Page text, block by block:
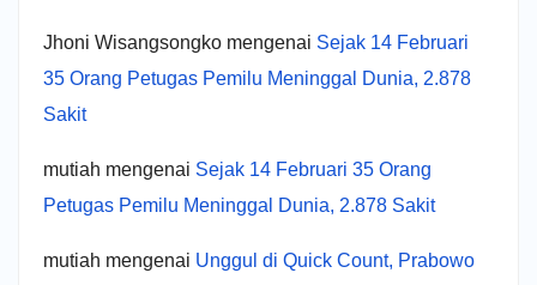
Jhoni Wisangsongko mengenai Sejak 14 Februari
35 Orang Petugas Pemilu Meninggal Dunia, 2.878
Sakit
mutiah mengenai Sejak 14 Februari 35 Orang
Petugas Pemilu Meninggal Dunia, 2.878 Sakit
mutiah mengenai Unggul di Quick Count, Prabowo